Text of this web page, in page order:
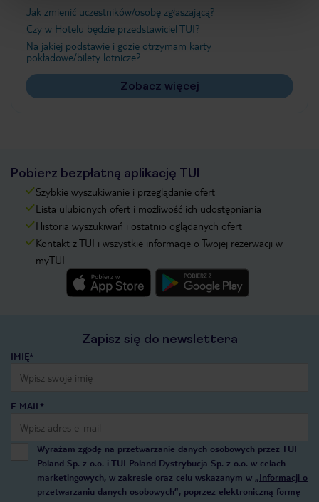
Jak zmienić uczestników/osobę zgłaszającą?
Czy w Hotelu będzie przedstawiciel TUI?
Na jakiej podstawie i gdzie otrzymam karty
pokładowe/bilety lotnicze?
Zobacz więcej
Pobierz bezpłatną aplikację TUI
Szybkie wyszukiwanie i przeglądanie ofert
Lista ulubionych ofert i możliwość ich udostępniania
Historia wyszukiwań i ostatnio oglądanych ofert
Kontakt z TUI i wszystkie informacje o Twojej rezerwacji w
myTUI
Zapisz się do newslettera
IMIĘ*
E-MAIL*
Wyrażam zgodę na przetwarzanie danych osobowych przez TUI
Poland Sp. z o.o. i TUI Poland Dystrybucja Sp. z o.o. w celach
marketingowych, w zakresie oraz celu wskazanym w „Informacji o
przetwarzaniu danych osobowych”, poprzez elektroniczną formę